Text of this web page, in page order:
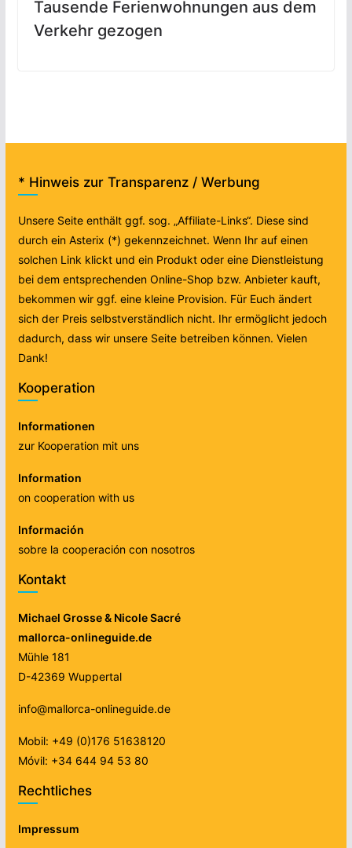
Tausende Ferienwohnungen aus dem
Verkehr gezogen
* Hinweis zur Transparenz / Werbung
Unsere Seite enthält ggf. sog. „Affiliate-Links“. Diese sind
durch ein Asterix (*) gekennzeichnet. Wenn Ihr auf einen
solchen Link klickt und ein Produkt oder eine Dienstleistung
bei dem entsprechenden Online-Shop bzw. Anbieter kauft,
bekommen wir ggf. eine kleine Provision. Für Euch ändert
sich der Preis selbstverständlich nicht. Ihr ermöglicht jedoch
dadurch, dass wir unsere Seite betreiben können. Vielen
Dank!
Kooperation
Informationen
zur Kooperation mit uns
Information
on cooperation with us
Información
sobre la cooperación con nosotros
Kontakt
Michael Grosse & Nicole Sacré
mallorca-onlineguide.de
Mühle 181
D-42369 Wuppertal
info@mallorca-onlineguide.de
Mobil: +49 (0)176 51638120
Móvil: +34 644 94 53 80
Rechtliches
Impressum